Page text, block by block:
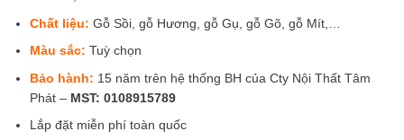
Chất liệu: Gỗ Sồi, gỗ Hương, gỗ Gụ, gỗ Gõ, gỗ Mít,…
Màu sắc: Tuỳ chọn
Bảo hành: 15 năm trên hệ thống BH của Cty Nội Thất Tâm
Phát – MST: 0108915789
Lắp đặt miễn phí toàn quốc